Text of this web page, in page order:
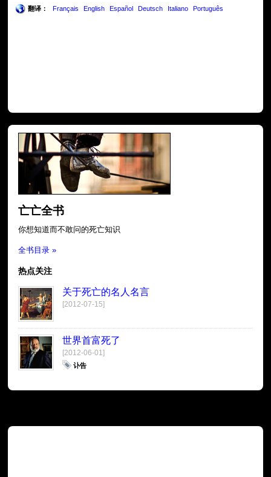
翻译： Français English Español Deutsch Italiano Português
亡亡全书
你想知道而不敢问的死亡知识
全书目录 »
热点关注
关于死亡的名人名言
[2012-07-15]
世界首富死了
[2012-06-01]
讣告